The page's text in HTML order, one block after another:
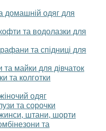
одяг для
та водолазки для
та спідниці для
майки для дівчаток
колготки
одяг
та сорочки
штани, шорти
та